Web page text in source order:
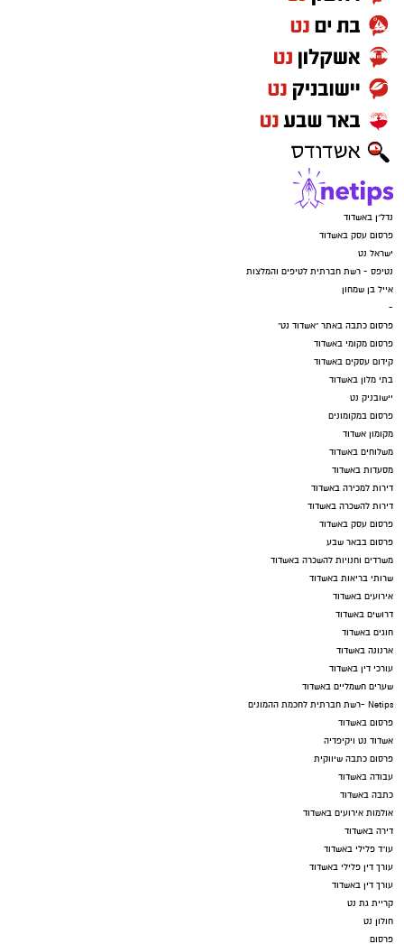
נדל"ן באשדוד
פרסום עסק באשדוד
ישראל נט
נטיפס - רשת חברתית לטיפים והמלצות
אייל בן שמחון
-
פרסום כתבה באתר "אשדוד נט"
פרסום מקומי באשדוד
קידום עסקים באשדוד
בתי מלון באשדוד
יישובניק נט
פרסום במקומונים
מקומון אשדוד
משלוחים באשדוד
מסעדות באשדוד
דירות למכירה באשדוד
דירות להשכרה באשדוד
פרסום עסק באשדוד
פרסום בבאר שבע
משרדים וחנויות להשכרה באשדוד
שרותי בריאות באשדוד
אירועים באשדוד
דרושים באשדוד
חוגים באשדוד
ארנונה באשדוד
עורכי דין באשדוד
שערים חשמליים באשדוד
Netips -רשת חברתית לחכמת ההמונים
פרסום באשדוד
אשדוד נט ויקיפדיה
פרסום כתבה שיווקית
עבודה באשדוד
כתבה באשדוד
אולמות אירועים באשדוד
דירה באשדוד
עו"ד פלילי באשדוד
עורך דין פלילי באשדוד
עורך דין באשדוד
קריית גת נט
חולון נט
פרסום